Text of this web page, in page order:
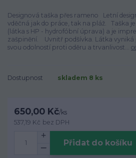
Designová taška přes rameno Letní
vděčná jak do práce, tak na pláž. Taška
(látka s HP - hydrofóbní úprava) a je
zašpinění. Uvnitř podšívka. Látka vyniká
svou odolností proti oděru a trvanlivost...
Dostupnost skladem 8 ks
650,00 Kč/ks
537,19 Kč bez DPH
Přidat do košíku